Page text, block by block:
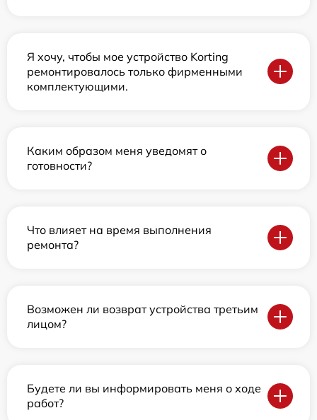
Я хочу, чтобы мое устройство Korting
ремонтировалось только фирменными
комплектующими.
Каким образом меня уведомят о
готовности?
Что влияет на время выполнения
ремонта?
Возможен ли возврат устройства третьим
лицом?
Будете ли вы информировать меня о ходе
работ?